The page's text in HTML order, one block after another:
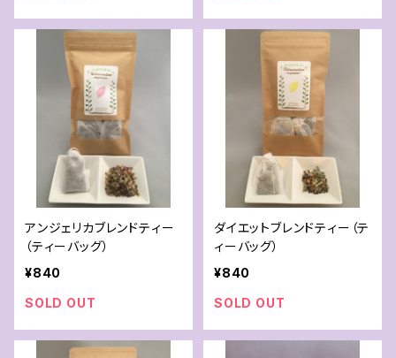
アンジェリカブレンドティー
（ティーバッグ）
¥840
SOLD OUT
ダイエットブレンドティー（テ
ィーバッグ）
¥840
SOLD OUT